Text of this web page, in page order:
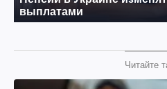
Читайте